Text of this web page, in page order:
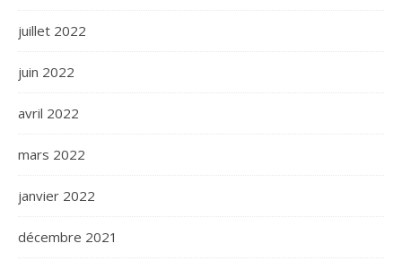
juillet 2022
juin 2022
avril 2022
mars 2022
janvier 2022
décembre 2021